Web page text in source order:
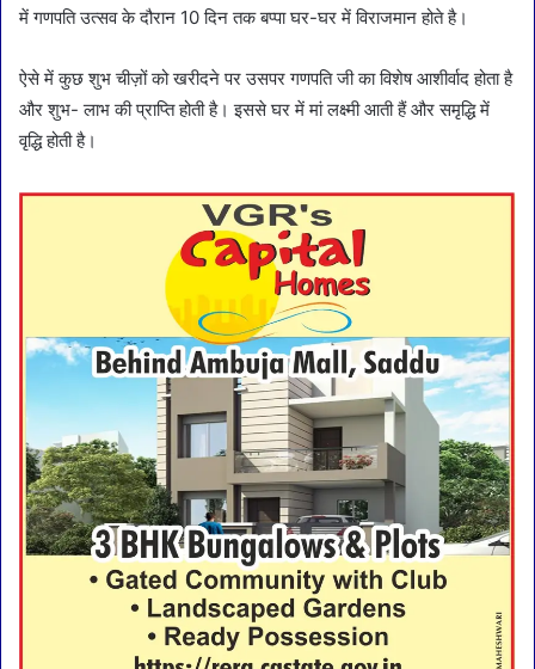
में गणपति उत्सव के दौरान 10 दिन तक बप्पा घर-घर में विराजमान होते है।
ऐसे में कुछ शुभ चीज़ों को खरीदने पर उसपर गणपति जी का विशेष आशीर्वाद होता है
और शुभ- लाभ की प्राप्ति होती है। इससे घर में मां लक्ष्मी आती हैं और समृद्धि में
वृद्धि होती है।